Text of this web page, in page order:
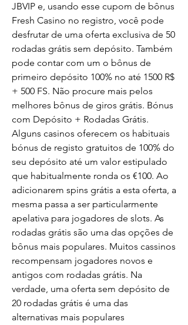
JBVIP e, usando esse cupom de bônus
Fresh Casino no registro, você pode
desfrutar de uma oferta exclusiva de 50
rodadas grátis sem depósito. Também
pode contar com um o bônus de
primeiro depósito 100% no até 1500 R$
+ 500 FS. Não procure mais pelos
melhores bônus de giros grátis. Bónus
com Depósito + Rodadas Grátis.
Alguns casinos oferecem os habituais
bónus de registo gratuitos de 100% do
seu depósito até um valor estipulado
que habitualmente ronda os €100. Ao
adicionarem spins grátis a esta oferta, a
mesma passa a ser particularmente
apelativa para jogadores de slots. As
rodadas grátis são uma das opções de
bônus mais populares. Muitos cassinos
recompensam jogadores novos e
antigos com rodadas grátis. Na
verdade, uma oferta sem depósito de
20 rodadas grátis é uma das
alternativas mais populares